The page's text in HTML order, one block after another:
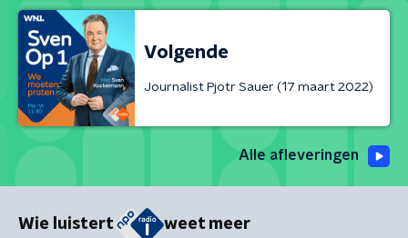
Volgende
Journalist Pjotr Sauer (17 maart 2022)
Alle afleveringen
Wie luistert weet meer